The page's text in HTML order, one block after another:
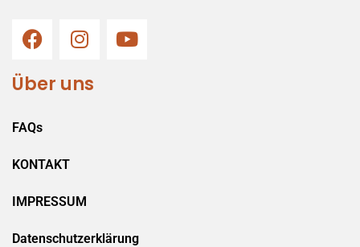
Über uns
FAQs
KONTAKT
IMPRESSUM
Datenschutzerklärung